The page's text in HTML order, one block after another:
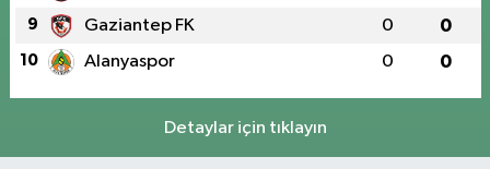
9 Gaziantep FK 0 0
10 Alanyaspor 0 0
Detaylar için tıklayın